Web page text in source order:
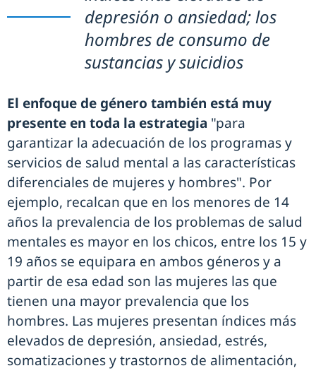
depresión o ansiedad; los
hombres de consumo de
sustancias y suicidios
El enfoque de género también está muy
presente en toda la estrategia "para
garantizar la adecuación de los programas y
servicios de salud mental a las características
diferenciales de mujeres y hombres". Por
ejemplo, recalcan que en los menores de 14
años la prevalencia de los problemas de salud
mentales es mayor en los chicos, entre los 15 y
19 años se equipara en ambos géneros y a
partir de esa edad son las mujeres las que
tienen una mayor prevalencia que los
hombres. Las mujeres presentan índices más
elevados de depresión, ansiedad, estrés,
somatizaciones y trastornos de alimentación,